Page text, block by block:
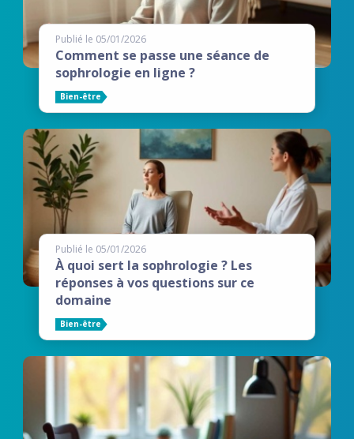
Publié le 05/01/2026
Comment se passe une séance de
sophrologie en ligne ?
Bien-être
Publié le 05/01/2026
À quoi sert la sophrologie ? Les
réponses à vos questions sur ce
domaine
Bien-être